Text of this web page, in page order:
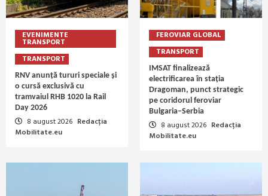
EVENIMENTE
TRANSPORT
TRANSPORT
RNV anunță tururi speciale și
o cursă exclusivă cu
tramvaiul RHB 1020 la Rail
Day 2026
8 august 2026 Redacția
Mobilitate.eu
FEROVIAR GLOBAL
TRANSPORT
IMSAT finalizează
electrificarea în stația
Dragoman, punct strategic
pe coridorul feroviar
Bulgaria–Serbia
8 august 2026 Redacția
Mobilitate.eu